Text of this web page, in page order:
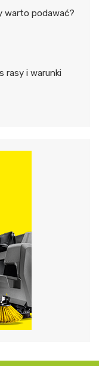
warto podawać?
rasy i warunki